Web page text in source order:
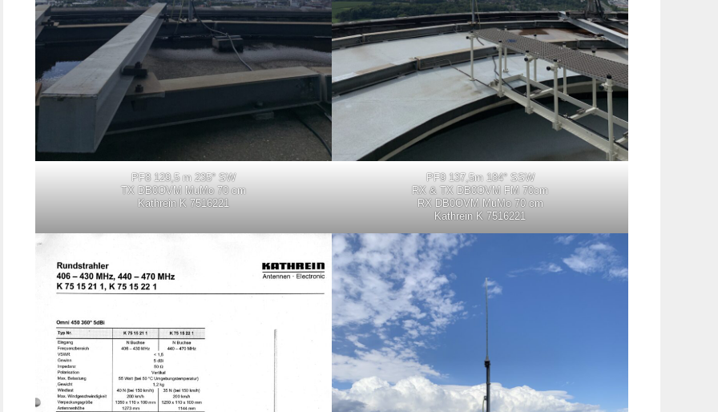
PF8 129,5 m 235° SW
TX DB0OVM MuMo 70 cm
Kathrein K 7516221
PF9 137,5m 184° SSW
RX & TX DB0OVM FM 70cm
RX DB0OVM MuMo 70 cm
Kathrein K 7516221